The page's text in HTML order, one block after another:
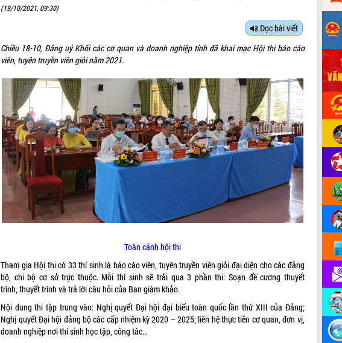
(19/10/2021, 09:30)
Đọc bài viết
Chiều 18-10, Đảng uỷ Khối các cơ quan và doanh nghiệp tỉnh đã khai mạc Hội thi báo cáo
viên, tuyên truyền viên giỏi năm 2021.
Toàn cảnh hội thi
Tham gia Hội thi có 33 thí sinh là báo cáo viên, tuyên truyền viên giỏi đại diện cho các đảng
bộ, chi bộ cơ sở trực thuộc. Mỗi thí sinh sẽ trải qua 3 phần thi: Soạn đề cương thuyết
trình, thuyết trình và trả lời câu hỏi của Ban giám khảo.
Nội dung thi tập trung vào: Nghị quyết Đại hội đại biểu toàn quốc lần thứ XIII của Đảng;
Nghị quyết Đại hội đảng bộ các cấp nhiệm kỳ 2020 – 2025; liên hệ thực tiễn cơ quan, đơn vị,
doanh nghiệp nơi thí sinh học tập, công tác…